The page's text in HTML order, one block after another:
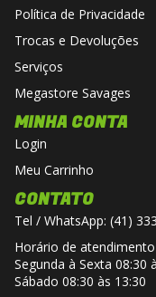
Política de Privacidade
Trocas e Devoluções
Serviços
Megastore Savages
MINHA CONTA
Login
Meu Carrinho
CONTATO
Tel / WhatsApp: (41)
Horário de
Segunda à Sexta 08:30
Sábado 08:30 às 13:30